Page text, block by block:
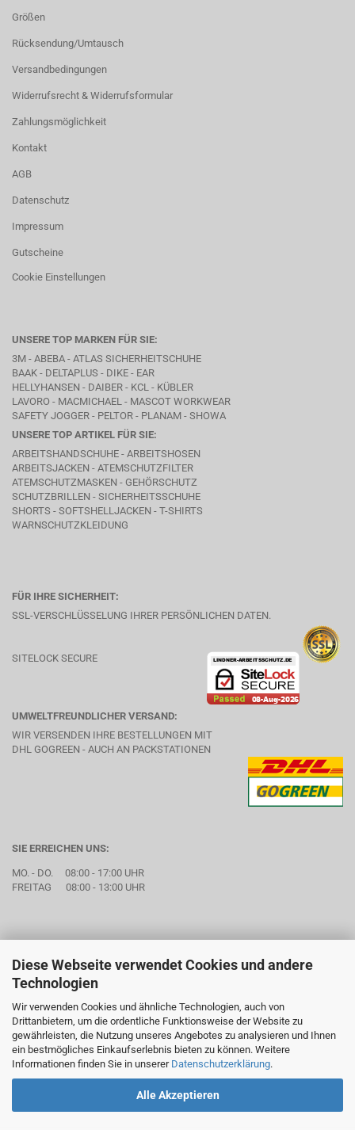
Diese Webseite verwendet Cookies und andere
Technologien
Wir verwenden Cookies und ähnliche Technologien, auch von
Drittanbietern, um die ordentliche Funktionsweise der Website zu
gewährleisten, die Nutzung unseres Angebotes zu analysieren und Ihnen
ein bestmögliches Einkaufserlebnis bieten zu können. Weitere
Informationen finden Sie in unserer Datenschutzerklärung.
Alle Akzeptieren
Größen
Rücksendung/Umtausch
Versandbedingungen
Widerrufsrecht & Widerrufsformular
Zahlungsmöglichkeit
Kontakt
AGB
Datenschutz
Impressum
Gutscheine
Cookie Einstellungen
UNSERE TOP MARKEN FÜR SIE:
3M - ABEBA - ATLAS SICHERHEITSCHUHE
BAAK - DELTAPLUS - DIKE - EAR
HELLYHANSEN - DAIBER - KCL - KÜBLER
LAVORO - MACMICHAEL - MASCOT WORKWEAR
SAFETY JOGGER - PELTOR - PLANAM - SHOWA
UNSERE TOP ARTIKEL FÜR SIE:
ARBEITSHANDSCHUHE - ARBEITSHOSEN
ARBEITSJACKEN - ATEMSCHUTZFILTER
ATEMSCHUTZMASKEN - GEHÖRSCHUTZ
SCHUTZBRILLEN - SICHERHEITSSCHUHE
SHORTS - SOFTSHELLJACKEN - T-SHIRTS
WARNSCHUTZKLEIDUNG
FÜR IHRE SICHERHEIT:
SSL-VERSCHLÜSSELUNG IHRER PERSÖNLICHEN DATEN.
SITELOCK SECURE
UMWELTFREUNDLICHER VERSAND:
WIR VERSENDEN IHRE BESTELLUNGEN MIT
DHL GOGREEN - AUCH AN PACKSTATIONEN
SIE ERREICHEN UNS:
MO. - DO. 08:00 - 17:00 UHR
FREITAG 08:00 - 13:00 UHR